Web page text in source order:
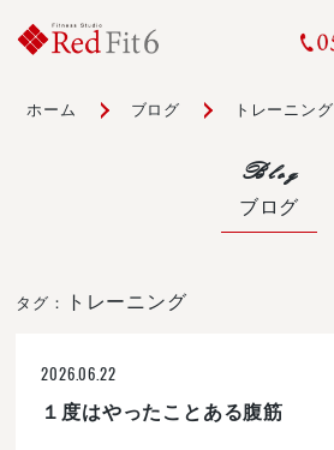
ホーム ブログ トレーニング
Blog
ブログ
タグ： トレーニング
2026.06.22
１度はやったことある腹筋